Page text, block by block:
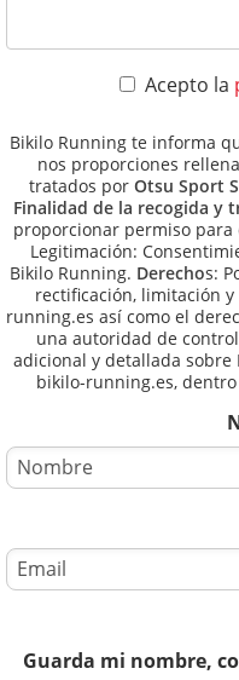
Acepto la
Bikilo Running te informa
nos proporciones
tratados por Otsu Sport
Finalidad de la recogida y
proporcionar permiso
Legitimación:
Bikilo Running. Derechos:
rectificación, limitación
running.es así como el
una autoridad de
adicional y detallada sobre
bikilo-running.es,
Guarda mi nombre,